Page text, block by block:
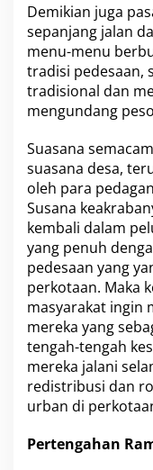
Demikian juga
sepanjang jalan
menu-menu
tradisi pedesaan,
tradisional dan
mengundang
Suasana
suasana desa,
oleh para
Susana
kembali dalam
yang penuh
pedesaan yang
perkotaan. Maka
masyarakat ingin
mereka yang
tengah-tengah
mereka jalani
redistribusi dan
urban di
Pertengahan